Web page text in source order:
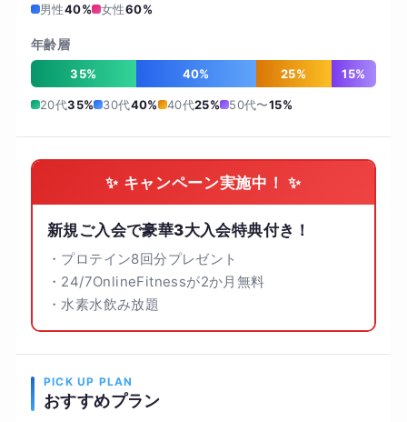
男性40% 女性60%
年齢層
35% 40% 25% 15%
20代35% 30代40% 40代25% 50代〜15%
✨ キャンペーン実施中！ ✨
新規ご入会で豪華3大入会特典付き！
・プロテイン8回分プレゼント
・24/7OnlineFitnessが2か月無料
・水素水飲み放題
PICK UP PLAN
おすすめプラン